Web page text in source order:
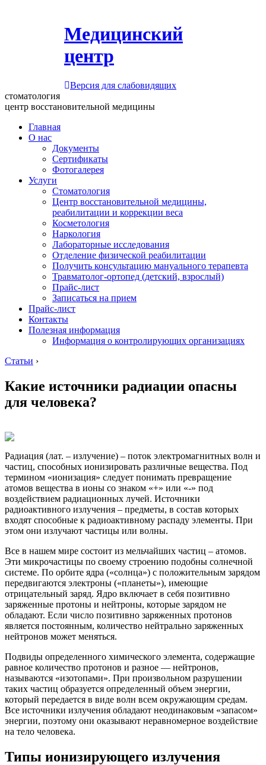
Медицинский
центр
Версия для слабовидящих
стоматология
центр восстановительной медицины
Главная
О нас
Документы
Сертификаты
Фотогалерея
Услуги
Стоматология
Центр восстановительной медицины,
реабилитации и коррекции веса
Косметология
Наркология
Лабораторные исследования
Отделение физической реабилитации
Получить консультацию мануального терапевта
Травматолог-ортопед (детский, взрослый)
Прайс-лист
Записаться на прием
Прайс-лист
Контакты
Полезная информация
Информация о контролирующих организациях
Статьи ›
Какие источники радиации опасны
для человека?
Радиация (лат. – излучение) – поток электромагнитных волн и
частиц, способных ионизировать различные вещества. Под
термином «ионизация» следует понимать превращение
атомов вещества в ионы со знаком «+» или «-» под
воздействием радиационных лучей. Источники
радиоактивного излучения – предметы, в состав которых
входят способные к радиоактивному распаду элементы. При
этом они излучают частицы или волны.
Все в нашем мире состоит из мельчайших частиц – атомов.
Эти микрочастицы по своему строению подобны солнечной
системе. По орбите ядра («солнца») с положительным зарядом
передвигаются электроны («планеты»), имеющие
отрицательный заряд. Ядро включает в себя позитивно
заряженные протоны и нейтроны, которые зарядом не
обладают. Если число позитивно заряженных протонов
является постоянным, количество нейтрально заряженных
нейтронов может меняться.
Подвиды определенного химического элемента, содержащие
равное количество протонов и разное — нейтронов,
называются «изотопами». При произвольном разрушении
таких частиц образуется определенный объем энергии,
который передается в виде волн всем окружающим средам.
Все источники излучения обладают неодинаковым «запасом»
энергии, поэтому они оказывают неравномерное воздействие
на тело человека.
Типы ионизирующего излучения